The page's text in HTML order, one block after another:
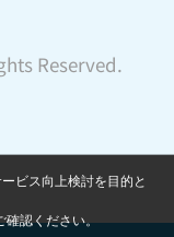
Reserved.
ビス向上検討を目的と
確認ください。